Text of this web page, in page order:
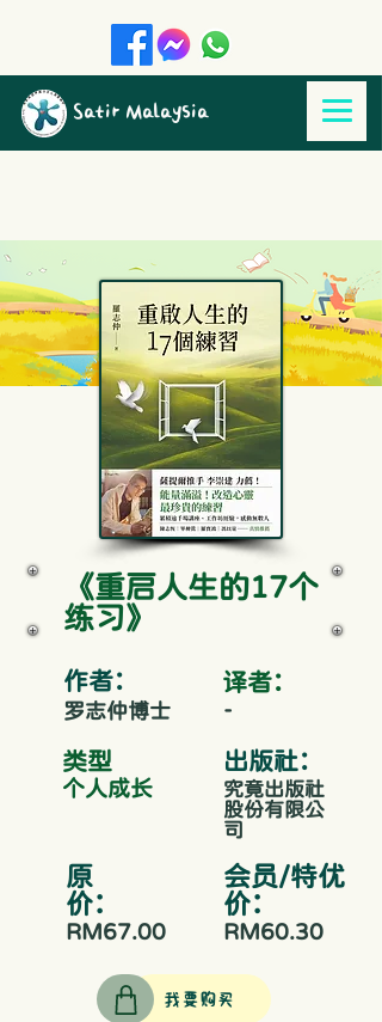
Satir Malaysia
《重启人生的17个
练习》
作者：
罗志仲博士
​译者：
-
​类型
个人成长
出版社：
究竟出版社
股份有限公
司
原
价：
RM67.00
会员/特优
价：
RM60.30
我要购买